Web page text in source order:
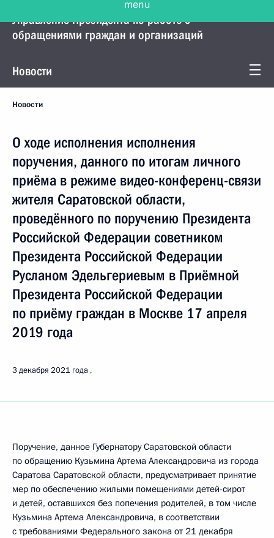
Управление Президента по работе с
обращениями граждан и организаций
Новости
Новости
О ходе исполнения исполнения
поручения, данного по итогам личного
приёма в режиме видео-конференц-связи
жителя Саратовской области,
проведённого по поручению Президента
Российской Федерации советником
Президента Российской Федерации
Русланом Эдельгериевым в Приёмной
Президента Российской Федерации
по приёму граждан в Москве 17 апреля
2019 года
3 декабря 2021 года
Поручение, данное Губернатору Саратовской области
по обращению Кузьмина Артема Александровича из города
Саратова Саратовской области, предусматривает принятие
мер по обеспечению жилыми помещениями детей-сирот
и детей, оставшихся без попечения родителей, в том числе
Кузьмина Артема Александровича, в соответствии
с требованиями Федерального закона от 21 декабря